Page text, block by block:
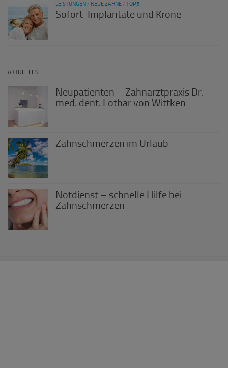
LEISTUNGEN / NEUE ZÄHNE / TOP5
Sofort-Implantate und Krone
AKTUELLES
Neupatienten – Zahnarztpraxis Dr.
med. dent. Lothar von Wittken
Zahnschmerzen im Urlaub
Notdienst – schnelle Hilfe bei
Zahnschmerzen